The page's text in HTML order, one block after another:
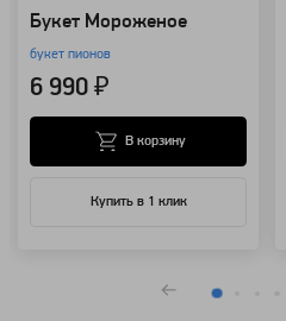
Букет Мороженое
букет пионов
6 990 ₽
Купить в 1 клик
В корзину